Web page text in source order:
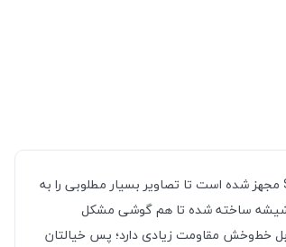
گوشی موبایل «iPhone 12 mini» پرچم‌دار جدید شرکت اپل است که با چند ویژگی جدید و دوربین دوگانه روانه بازار شده است. نمایشگر آیفون 12 mini به پنل Super Retina مجهز ‌شده است تا تصاویر بسیار مطلوبی را به
داده است. قاب پشتی آیفون جدید هم از شیشه ساخته‌ شده تا هم گوشی مشکل
خط‌‌وخش مقاومت زیادی دارد؛ پس خیالتان